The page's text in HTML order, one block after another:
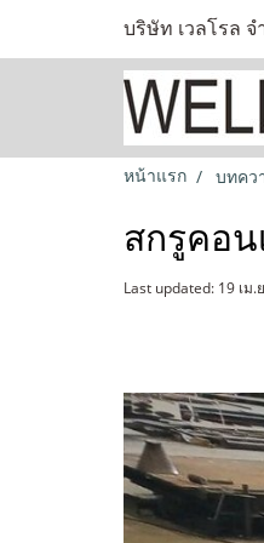
บริษัท เวลโรล จ
หน้าแรก บทคว
สกรูคอน
Last updated: 19 เม.